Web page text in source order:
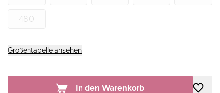
48.0
Größentabelle ansehen
In den Warenkorb